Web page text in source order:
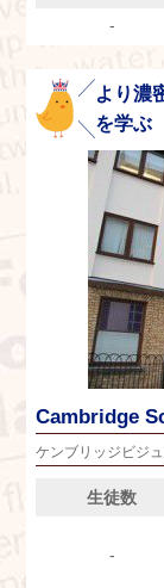
-
より濃
を学ぶ
Cambridge
ケンブリッジビジ
生徒数
-